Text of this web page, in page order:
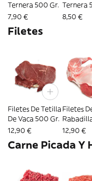
Ternera 500 Gr.
7,90 €
8,50 €
Filetes
Filetes De Tetilla
De Vaca 500 Gr.
12,90 €
Filetes
Vaca 500
12,90 €
Carne Picada Y